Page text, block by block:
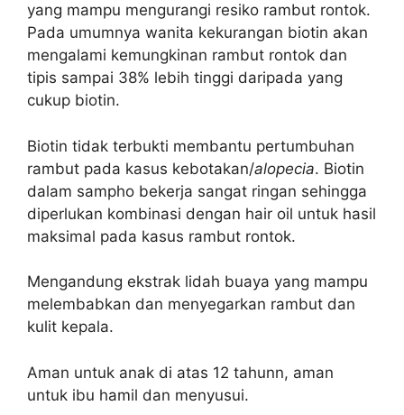
yang mampu mengurangi resiko rambut rontok.
Pada umumnya wanita kekurangan biotin akan
mengalami kemungkinan rambut rontok dan
tipis sampai 38% lebih tinggi daripada yang
cukup biotin.
Biotin tidak terbukti membantu pertumbuhan
rambut pada kasus kebotakan/alopecia. Biotin
dalam sampho bekerja sangat ringan sehingga
diperlukan kombinasi dengan hair oil untuk hasil
maksimal pada kasus rambut rontok.
Mengandung ekstrak lidah buaya yang mampu
melembabkan dan menyegarkan rambut dan
kulit kepala.
Aman untuk anak di atas 12 tahunn, aman
untuk ibu hamil dan menyusui.